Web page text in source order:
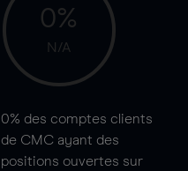
0%
N/A
0% des comptes clients
de CMC ayant des
positions ouvertes sur